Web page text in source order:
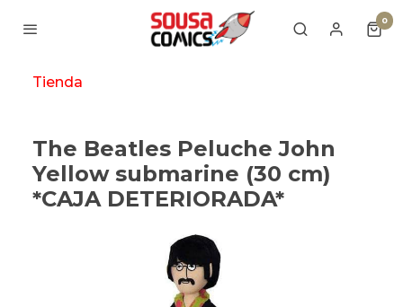
0
Tienda
The Beatles Peluche John
Yellow submarine (30 cm)
*CAJA DETERIORADA*